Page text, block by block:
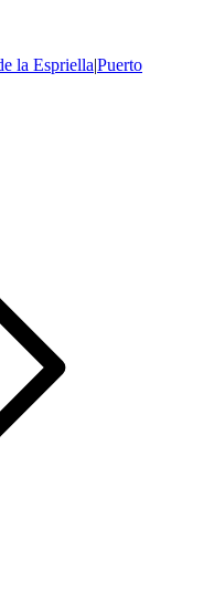
la Espriella|Puerto